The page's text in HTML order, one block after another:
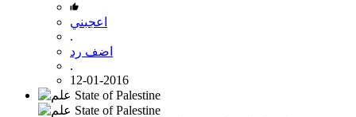
اعجبني
.
اضف رد
.
12-01-2016